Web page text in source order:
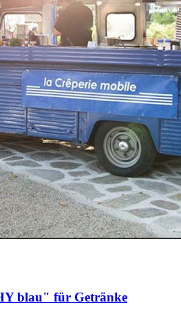
blau" für Getränke